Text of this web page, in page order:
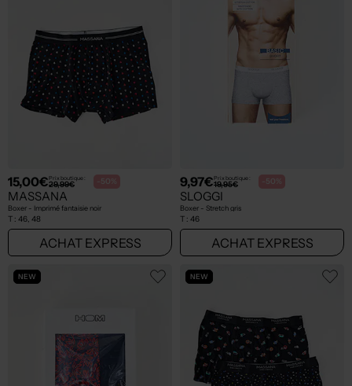
15,00€Prix boutique :
29,99€ -50%
MASSANA
Boxer - Imprimé fantaisie noir
T : 46, 48
ACHAT EXPRESS
9,97€Prix boutique :
19,95€ -50%
SLOGGI
Boxer - Stretch gris
T : 46
ACHAT EXPRESS
NEW NEW